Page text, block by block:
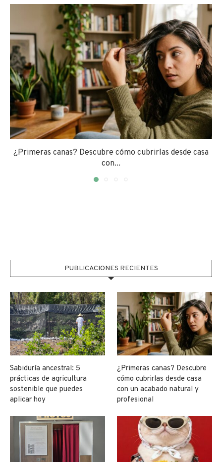
¿Primeras canas? Descubre cómo cubrirlas desde casa
con...
PUBLICACIONES RECIENTES
Sabiduría ancestral: 5
prácticas de agricultura
sostenible que puedes
aplicar hoy
¿Primeras canas? Descubre
cómo cubrirlas desde casa
con un acabado natural y
profesional